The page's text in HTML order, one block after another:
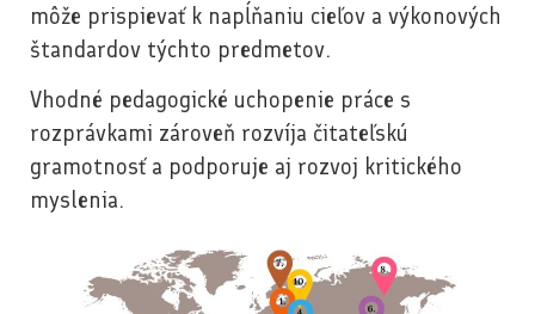
môže prispievať k napĺňaniu cieľov a výkonových
štandardov týchto predmetov.
Vhodné pedagogické uchopenie práce s
rozprávkami zároveň rozvíja čitateľskú
gramotnosť a podporuje aj rozvoj kritického
myslenia.